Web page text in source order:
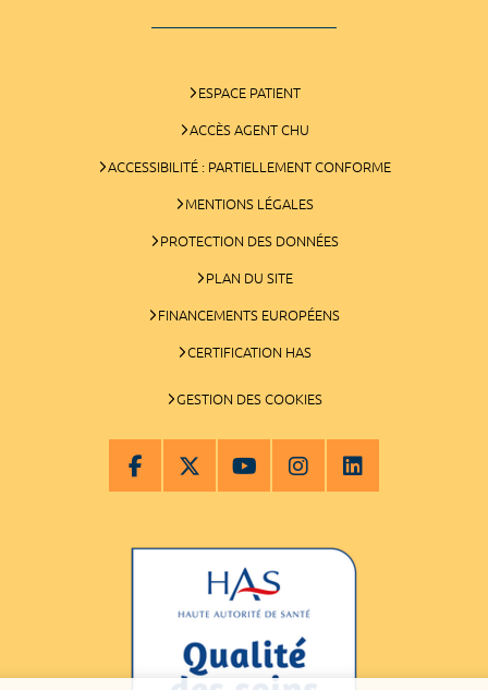
ESPACE PATIENT
ACCÈS AGENT CHU
ACCESSIBILITÉ : PARTIELLEMENT CONFORME
MENTIONS LÉGALES
PROTECTION DES DONNÉES
PLAN DU SITE
FINANCEMENTS EUROPÉENS
CERTIFICATION HAS
GESTION DES COOKIES